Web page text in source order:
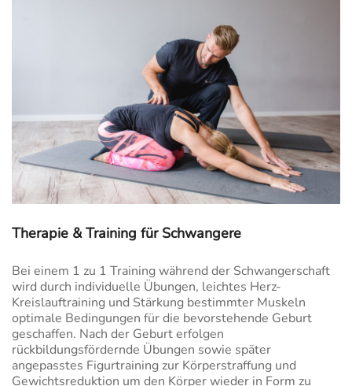
Therapie & Training für Schwangere
Bei einem 1 zu 1 Training während der Schwangerschaft
wird durch individuelle Übungen, leichtes Herz-
Kreislauftraining und Stärkung bestimmter Muskeln
optimale Bedingungen für die bevorstehende Geburt
geschaffen. Nach der Geburt erfolgen
rückbildungsfördernde Übungen sowie später
angepasstes Figurtraining zur Körperstraffung und
Gewichtsreduktion um den Körper wieder in Form zu